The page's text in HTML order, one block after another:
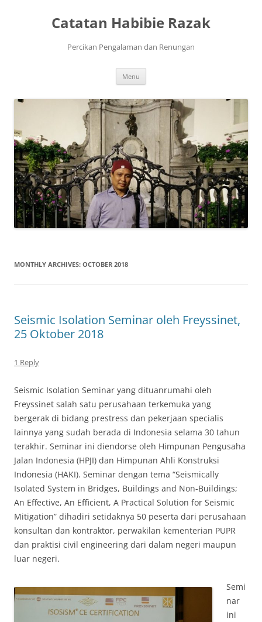
Catatan Habibie Razak
Percikan Pengalaman dan Renungan
Menu
MONTHLY ARCHIVES: OCTOBER 2018
Seismic Isolation Seminar oleh Freyssinet,
25 Oktober 2018
1 Reply
Seismic Isolation Seminar yang dituanrumahi oleh
Freyssinet salah satu perusahaan terkemuka yang
bergerak di bidang prestress dan pekerjaan specialis
lainnya yang sudah berada di Indonesia selama 30 tahun
terakhir. Seminar ini diendorse oleh Himpunan Pengusaha
Jalan Indonesia (HPJI) dan Himpunan Ahli Konstruksi
Indonesia (HAKI). Seminar dengan tema “Seismically
Isolated System in Bridges, Buildings and Non-Buildings;
An Effective, An Efficient, A Practical Solution for Seismic
Mitigation” dihadiri setidaknya 50 peserta dari perusahaan
konsultan dan kontraktor, perwakilan kementerian PUPR
dan praktisi civil engineering dari dalam negeri maupun
luar negeri.
Semi
nar
ini